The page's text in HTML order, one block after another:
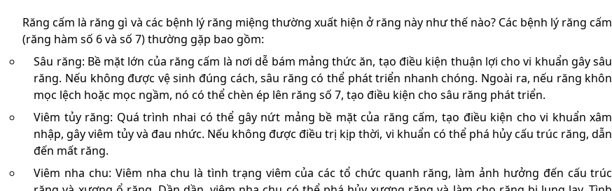
Răng cấm là răng gì và các bệnh lý răng miệng thường xuất hiện ở răng này như thế nào? Các bệnh lý răng cấm
(răng hàm số 6 và số 7) thường gặp bao gồm:
Sâu răng: Bề mặt lớn của răng cấm là nơi dễ bám mảng thức ăn, tạo điều kiện thuận lợi cho vi khuẩn gây sâu
răng. Nếu không được vệ sinh đúng cách, sâu răng có thể phát triển nhanh chóng. Ngoài ra, nếu răng khôn
mọc lệch hoặc mọc ngầm, nó có thể chèn ép lên răng số 7, tạo điều kiện cho sâu răng phát triển.
Viêm tủy răng: Quá trình nhai có thể gây nứt mảng bề mặt của răng cấm, tạo điều kiện cho vi khuẩn xâm
nhập, gây viêm tủy và đau nhức. Nếu không được điều trị kịp thời, vi khuẩn có thể phá hủy cấu trúc răng, dẫn
đến mất răng.
Viêm nha chu: Viêm nha chu là tình trạng viêm của các tổ chức quanh răng, làm ảnh hưởng đến cấu trúc